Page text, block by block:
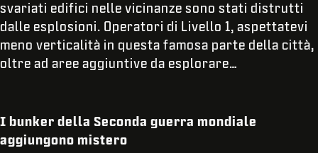
svariati edifici nelle vicinanze sono stati distrutti
dalle esplosioni. Operatori di Livello 1, aspettatevi
meno verticalità in questa famosa parte della città,
oltre ad aree aggiuntive da esplorare…
I bunker della Seconda guerra mondiale
aggiungono mistero